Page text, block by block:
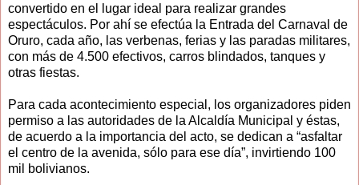
convertido en el lugar ideal para realizar grandes
espectáculos. Por ahí se efectúa la Entrada del Carnaval de
Oruro, cada año, las verbenas, ferias y las paradas militares,
con más de 4.500 efectivos, carros blindados, tanques y
otras fiestas.
Para cada acontecimiento especial, los organizadores piden
permiso a las autoridades de la Alcaldía Municipal y éstas,
de acuerdo a la importancia del acto, se dedican a “asfaltar
el centro de la avenida, sólo para ese día”, invirtiendo 100
mil bolivianos.